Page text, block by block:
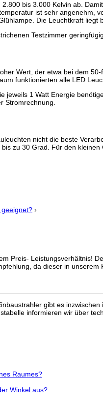
bis 3.000 Kelvin ab.
ist sehr angenehm,
Die Leuchtkraft
Testzimmer
Wert, der etwa bei dem
funktionierten alle LED
jeweils 1 Watt Energie
Stromrechnung.
nicht die beste
zu 30 Grad. Für den
›
Preis- Leistungsverhältnis!
da dieser in unserem
gibt es
informieren wir über
Raumes?
Winkel aus?